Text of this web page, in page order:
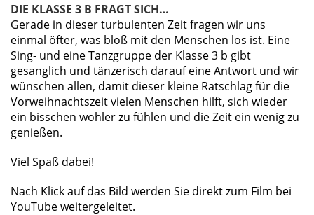
DIE KLASSE 3 B FRAGT SICH…
Gerade in dieser turbulenten Zeit fragen wir uns
einmal öfter, was bloß mit den Menschen los ist. Eine
Sing- und eine Tanzgruppe der Klasse 3 b gibt
gesanglich und tänzerisch darauf eine Antwort und wir
wünschen allen, damit dieser kleine Ratschlag für die
Vorweihnachtszeit vielen Menschen hilft, sich wieder
ein bisschen wohler zu fühlen und die Zeit ein wenig zu
genießen.
Viel Spaß dabei!
Nach Klick auf das Bild werden Sie direkt zum Film bei
YouTube weitergeleitet.